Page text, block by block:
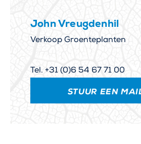
John Vreugdenhil
Verkoop Groenteplanten
Tel. +31 (0)6 54 67 71 00
STUUR EEN